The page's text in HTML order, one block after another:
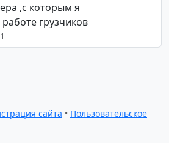
,с которым я
грузчиков
1
сайта • Пользовательское